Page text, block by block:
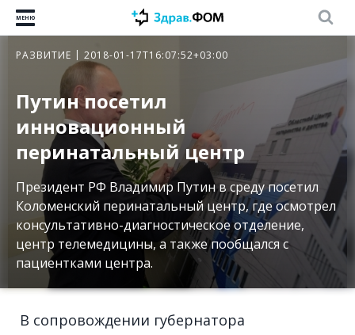
МЕНЮ
РАЗВИТИЕ 2018-01-17T16:07:52+03:00
Путин посетил
инновационный
перинатальный центр
Президент РФ Владимир Путин в среду посетил
Коломенский перинатальный центр, где осмотрел
консультативно-диагностическое отделение,
центр телемедицины, а также пообщался с
пациентками центра.
В сопровождении губернатора